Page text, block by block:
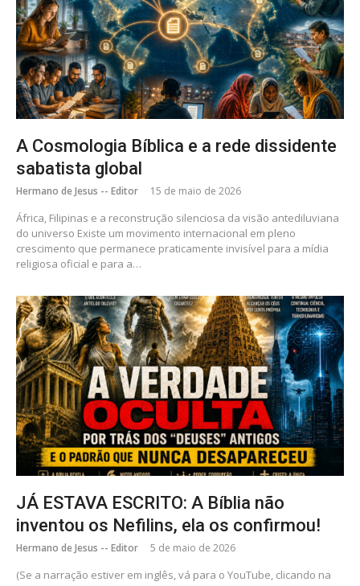
A Cosmologia Bíblica e a rede dissidente
sabatista global
Hermano de Jesus -- Editor 15 de maio de 2026
África, Filipinas e a reconstrução silenciosa da visão antediluviana
do universo Existe um movimento internacional em pleno
crescimento que permanece praticamente invisível para a mídia
religiosa oficial e para a…
JÁ ESTAVA ESCRITO: A Bíblia não
inventou os Nefilins, ela os confirmou!
Hermano de Jesus -- Editor 5 de maio de 2026
(Se a narração estiver em inglês, vá para o YouTube, clicando na